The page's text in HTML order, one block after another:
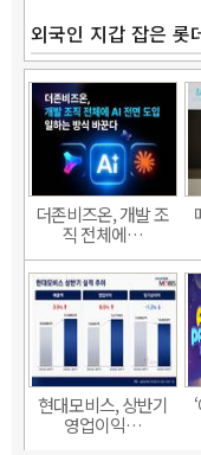
외국인 지갑 잡은
더존비즈온, 개발 조
직 전체에…
현대모비스, 상반기
영업이익…